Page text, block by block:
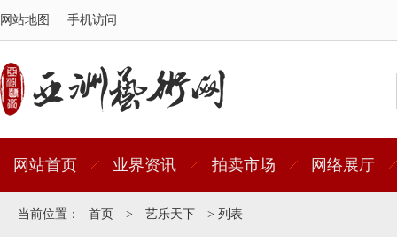
网站地图 手机访问
网站首页 业界资讯 拍卖市场 网络展厅
当前位置： 首页 > 艺乐天下 > 列表